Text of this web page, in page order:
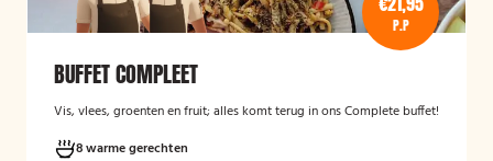
P.P
BUFFET COMPLEET
Vis, vlees, groenten en fruit; alles komt terug in ons Complete buffet!
8 warme gerechten